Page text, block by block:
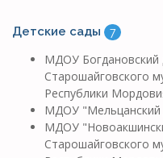
Детские сады 7
МДОУ Богдановский
Старошайговского
Республики
МДОУ "Мельцанский
МДОУ
Старошайговского